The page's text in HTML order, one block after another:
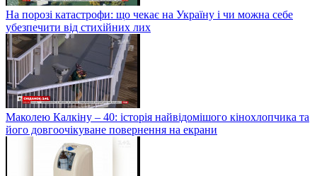
На порозі катастрофи: що чекає на Україну і чи можна себе
убезпечити від стихійних лих
Маколею Калкіну – 40: історія найвідомішого кінохлопчика та
його довгоочікуване повернення на екрани